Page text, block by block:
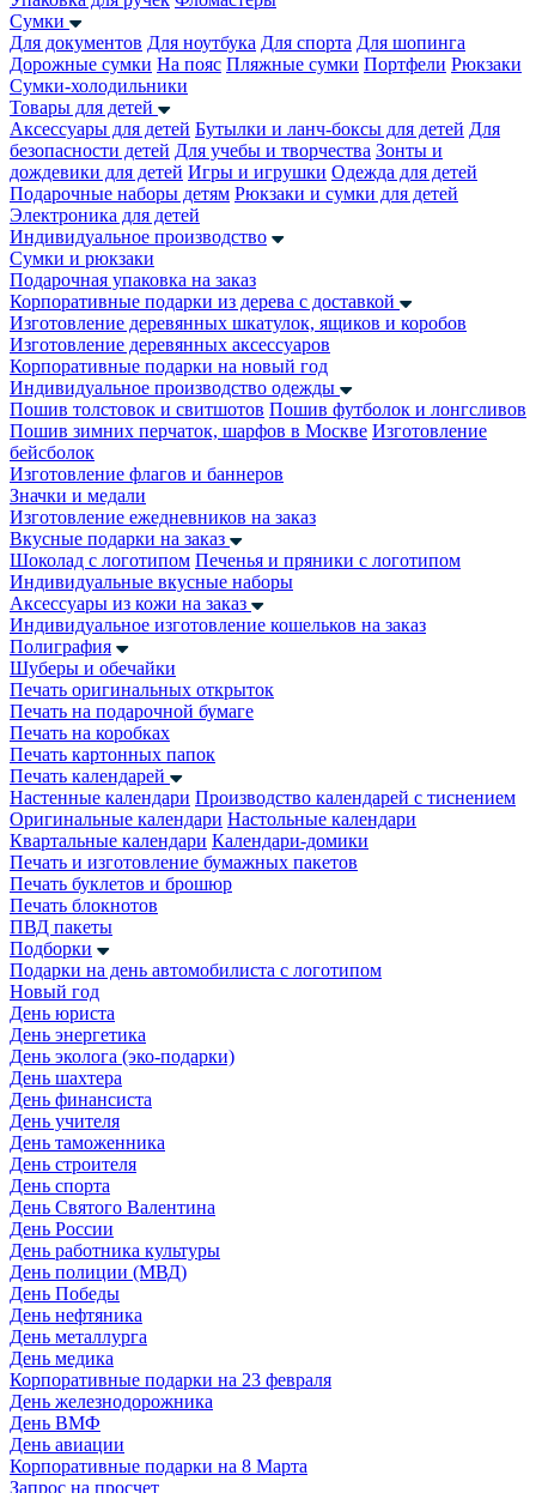
Сумки
Для документов Для ноутбука Для спорта Для шопинга
Дорожные сумки На пояс Пляжные сумки Портфели Рюкзаки
Сумки-холодильники
Товары для детей
Аксессуары для детей Бутылки и ланч-боксы для детей Для
безопасности детей Для учебы и творчества Зонты и
дождевики для детей Игры и игрушки Одежда для детей
Подарочные наборы детям Рюкзаки и сумки для детей
Электроника для детей
Индивидуальное производство
Сумки и рюкзаки
Подарочная упаковка на заказ
Корпоративные подарки из дерева с доставкой
Изготовление деревянных шкатулок, ящиков и коробов
Изготовление деревянных аксессуаров
Корпоративные подарки на новый год
Индивидуальное производство одежды
Пошив толстовок и свитшотов Пошив футболок и лонгсливов
Пошив зимних перчаток, шарфов в Москве Изготовление
бейсболок
Изготовление флагов и баннеров
Значки и медали
Изготовление ежедневников на заказ
Вкусные подарки на заказ
Шоколад с логотипом Печенья и пряники с логотипом
Индивидуальные вкусные наборы
Аксессуары из кожи на заказ
Индивидуальное изготовление кошельков на заказ
Полиграфия
Шуберы и обечайки
Печать оригинальных открыток
Печать на подарочной бумаге
Печать на коробках
Печать картонных папок
Печать календарей
Настенные календари Производство календарей с тиснением
Оригинальные календари Настольные календари
Квартальные календари Календари-домики
Печать и изготовление бумажных пакетов
Печать буклетов и брошюр
Печать блокнотов
ПВД пакеты
Подборки
Подарки на день автомобилиста с логотипом
Новый год
День юриста
День энергетика
День эколога (эко-подарки)
День шахтера
День финансиста
День учителя
День таможенника
День строителя
День спорта
День Святого Валентина
День России
День работника культуры
День полиции (МВД)
День Победы
День нефтяника
День металлурга
День медика
Корпоративные подарки на 23 февраля
День железнодорожника
День ВМФ
День авиации
Корпоративные подарки на 8 Марта
Запрос на просчет